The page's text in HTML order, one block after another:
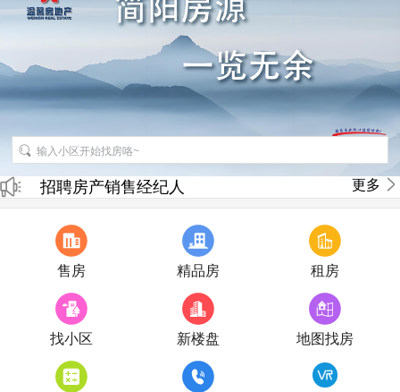
招聘房产销售经纪人
房产直播
更多
售房 精品房 租房
找小区 新楼盘 地图找房